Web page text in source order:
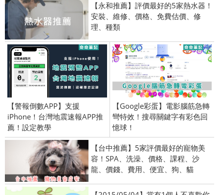
【永和推薦】評價最好的5家熱水器！
安裝、維修、價格、免費估價、修
理、種類
【警報倒數APP】支援
iPhone！台灣地震速報APP推
薦！設定教學
【Google彩蛋】電影腦筋急轉
彎特效！搜尋關鍵字有彩色回
憶球！
【台中推薦】5家評價最好的寵物美
容！SPA、洗澡、價格、課程、沙
龍、價錢、費用、便宜、狗、貓